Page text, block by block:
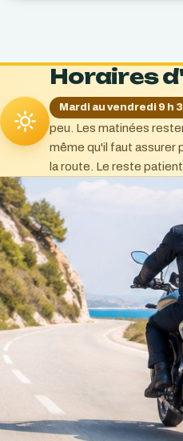
Horaires
Mardi au vendredi 9 h
peu. Les matinées
même qu'il faut assurer
la route. Le reste